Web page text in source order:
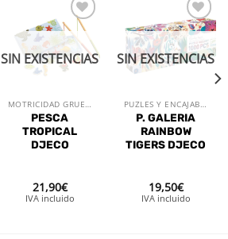
Añadir
a la
lista de
deseos
SIN EXISTENCIAS
MOTRICIDAD GRUESA
PESCA
TROPICAL
DJECO
21,90€
IVA incluido
Añadir
a la
lista de
deseos
SIN EXISTENCIAS
PUZLES Y ENCAJABLES
P. GALERIA
RAINBOW
TIGERS DJECO
19,50€
IVA incluido